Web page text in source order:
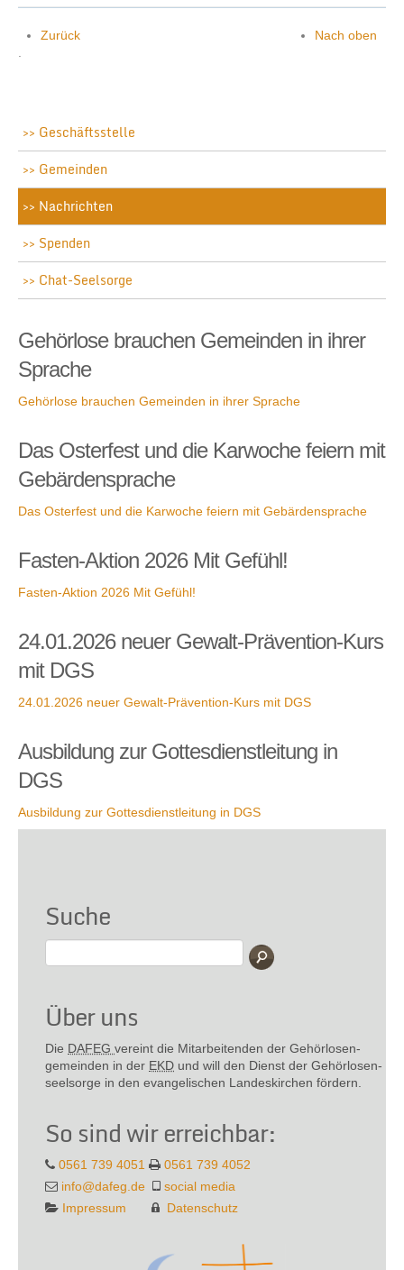
Zurück
Nach oben
Geschäftsstelle
Gemeinden
Nachrichten
Spenden
Chat-Seelsorge
Gehörlose brauchen Gemeinden in ihrer
Sprache
Gehörlose brauchen Gemeinden in ihrer Sprache
Das Osterfest und die Karwoche feiern mit
Gebärdensprache
Das Osterfest und die Karwoche feiern mit Gebärdensprache
Fasten-Aktion 2026 Mit Gefühl!
Fasten-Aktion 2026 Mit Gefühl!
24.01.2026 neuer Gewalt-Prävention-Kurs
mit DGS
24.01.2026 neuer Gewalt-Prävention-Kurs mit DGS
Ausbildung zur Gottesdienstleitung in
DGS
Ausbildung zur Gottesdienstleitung in DGS
Suche
Über uns
Die DAFEG vereint die Mitarbeitenden der Gehör­losen­
gemeinden in der EKD und will den Dienst der Gehör­losen­
seel­sorge in den evange­lischen Landes­kirchen fördern.
So sind wir erreichbar:
0561 739 4051
0561 739 4052
info@dafeg.de
social media
Impressum
Datenschutz